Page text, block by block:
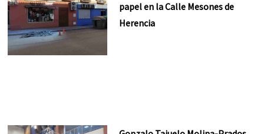
papel en la Calle Mesones de
Herencia